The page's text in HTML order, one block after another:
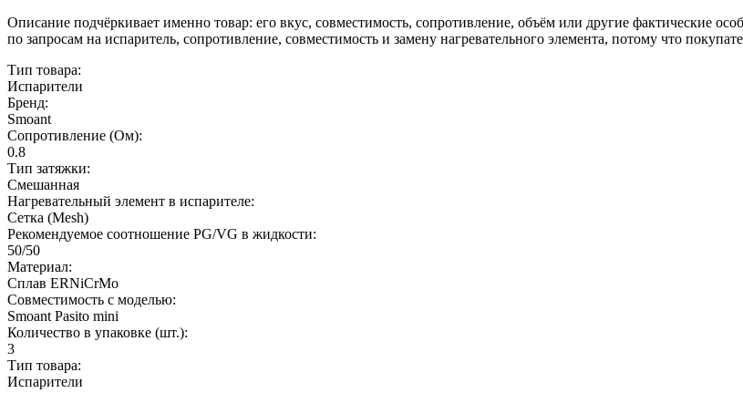
Описание подчёркивает именно товар: его вкус, совместимость, сопротивление, объём или другие фактические
по запросам на испаритель, сопротивление, совместимость и замену нагревательного элемента, потому что
Тип товара:
Испарители
Бренд:
Smoant
Сопротивление (Ом):
0.8
Тип затяжки:
Смешанная
Нагревательный элемент в испарителе:
Сетка (Mesh)
Рекомендуемое соотношение PG/VG в жидкости:
50/50
Материал:
Сплав ERNiCrMo
Совместимость с моделью:
Smoant Pasito mini
Количество в упаковке (шт.):
3
Тип товара:
Испарители